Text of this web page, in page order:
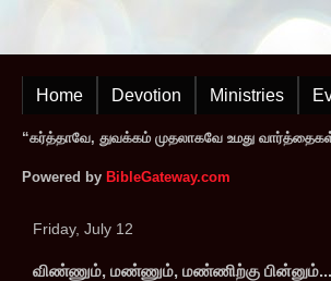
Home Devotion Ministries
“கர்த்தாவே, துவக்கம் முதலாகவே உமது
Powered by BibleGateway.com
Friday, July 12
விண்ணும், மண்ணும், மண்ணிற்கு